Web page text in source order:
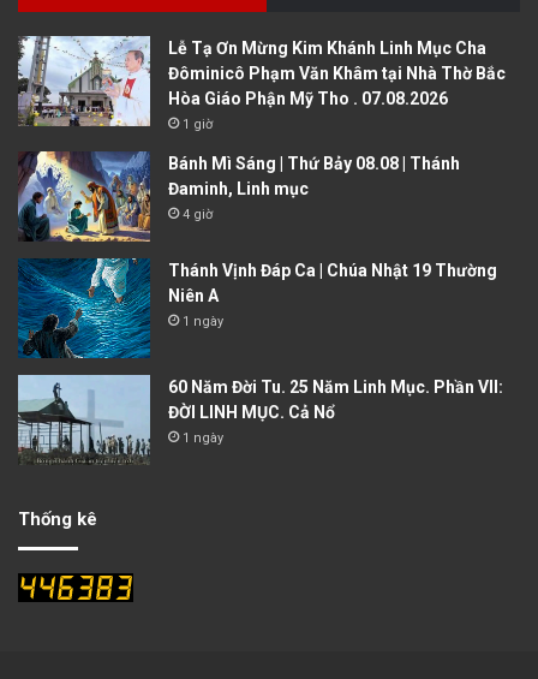
Lễ Tạ Ơn Mừng Kim Khánh Linh Mục Cha
Đôminicô Phạm Văn Khâm tại Nhà Thờ Bắc
Hòa Giáo Phận Mỹ Tho . 07.08.2026
1 giờ
Bánh Mì Sáng | Thứ Bảy 08.08 | Thánh
Đaminh, Linh mục
4 giờ
Thánh Vịnh Đáp Ca | Chúa Nhật 19 Thường
Niên A
1 ngày
60 Năm Đời Tu. 25 Năm Linh Mục. Phần VII:
ĐỜI LINH MỤC. Cả Nổ
1 ngày
Thống kê